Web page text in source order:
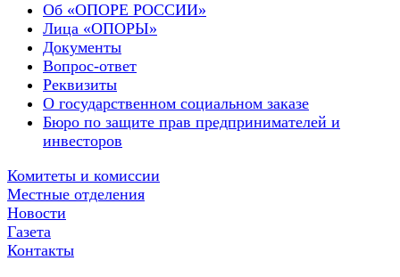
Об «ОПОРЕ РОССИИ»
Лица «ОПОРЫ»
Документы
Вопрос-ответ
Реквизиты
О государственном социальном заказе
Бюро по защите прав предпринимателей и
инвесторов
Комитеты и комиссии
Местные отделения
Новости
Газета
Контакты